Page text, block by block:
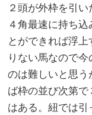
２頭が外枠を引
４角最速に持ち
とができれば浮
りない馬なので
のは難しいと思
ば枠の並び次第
はある。紐では引